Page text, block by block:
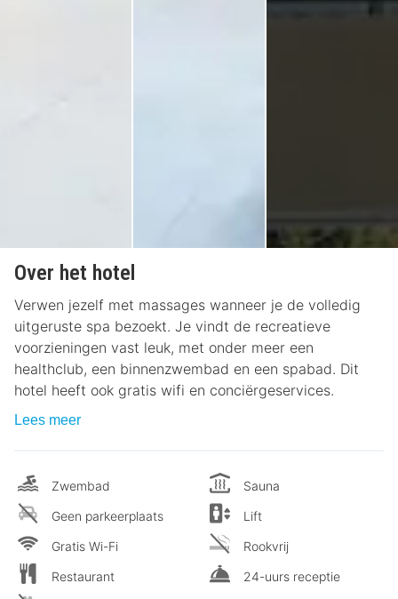
Over het hotel
Verwen jezelf met massages wanneer je de volledig
uitgeruste spa bezoekt. Je vindt de recreatieve
voorzieningen vast leuk, met onder meer een
healthclub, een binnenzwembad en een spabad. Dit
hotel heeft ook gratis wifi en conciërgeservices.
Lees meer
Zwembad
Geen parkeerplaats
Gratis Wi-Fi
Restaurant
Sauna
Lift
Rookvrij
24-uurs receptie